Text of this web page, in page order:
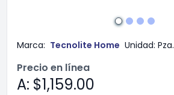
Marca: Tecnolite Home Unidad: Pza.
Precio en línea
A: $1,159.00